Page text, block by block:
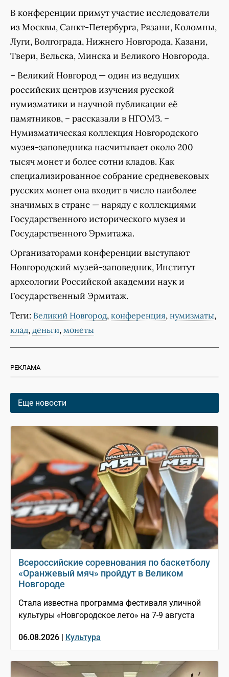
В конференции примут участие исследователи
из Москвы, Санкт-Петербурга, Рязани, Коломны,
Луги, Волгограда, Нижнего Новгорода, Казани,
Твери, Вельска, Минска и Великого Новгорода.
– Великий Новгород — один из ведущих
российских центров изучения русской
нумизматики и научной публикации её
памятников, – рассказали в НГОМЗ. –
Нумизматическая коллекция Новгородского
музея-заповедника насчитывает около 200
тысяч монет и более сотни кладов. Как
специализированное собрание средневековых
русских монет она входит в число наиболее
значимых в стране — наряду с коллекциями
Государственного исторического музея и
Государственного Эрмитажа.
Организаторами конференции выступают
Новгородский музей-заповедник, Институт
археологии Российской академии наук и
Государственный Эрмитаж.
Теги: Великий Новгород, конференция, нумизматы,
клад, деньги, монеты
РЕКЛАМА
Еще новости
Всероссийские соревнования по баскетболу
«Оранжевый мяч» пройдут в Великом
Новгороде
Стала известна программа фестиваля уличной
культуры «Новгородское лето» на 7-9 августа
06.08.2026 | Культура